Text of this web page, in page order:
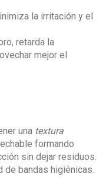
la irritación y el
retarda la
mejor el
una textura
formando
sin dejar residuos.
de bandas higiénicas.